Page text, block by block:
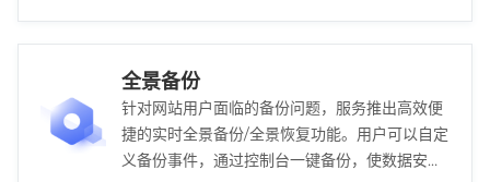
全景备份
针对网站用户面临的备份问题，服务推出高效便
捷的实时全景备份/全景恢复功能。用户可以自定
义备份事件，通过控制台一键备份，使数据安全